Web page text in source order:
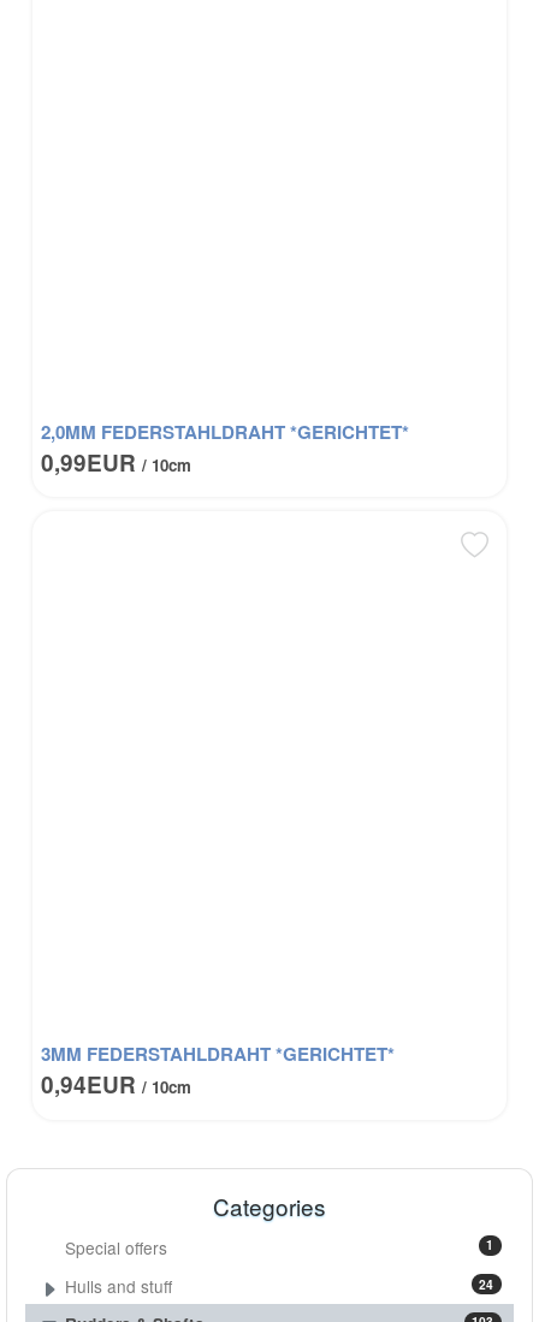
2,0MM FEDERSTAHLDRAHT *GERICHTET*
0,99EUR/ 10cm
3MM FEDERSTAHLDRAHT *GERICHTET*
0,94EUR/ 10cm
Categories
1
Special offers
24
Hulls and stuff